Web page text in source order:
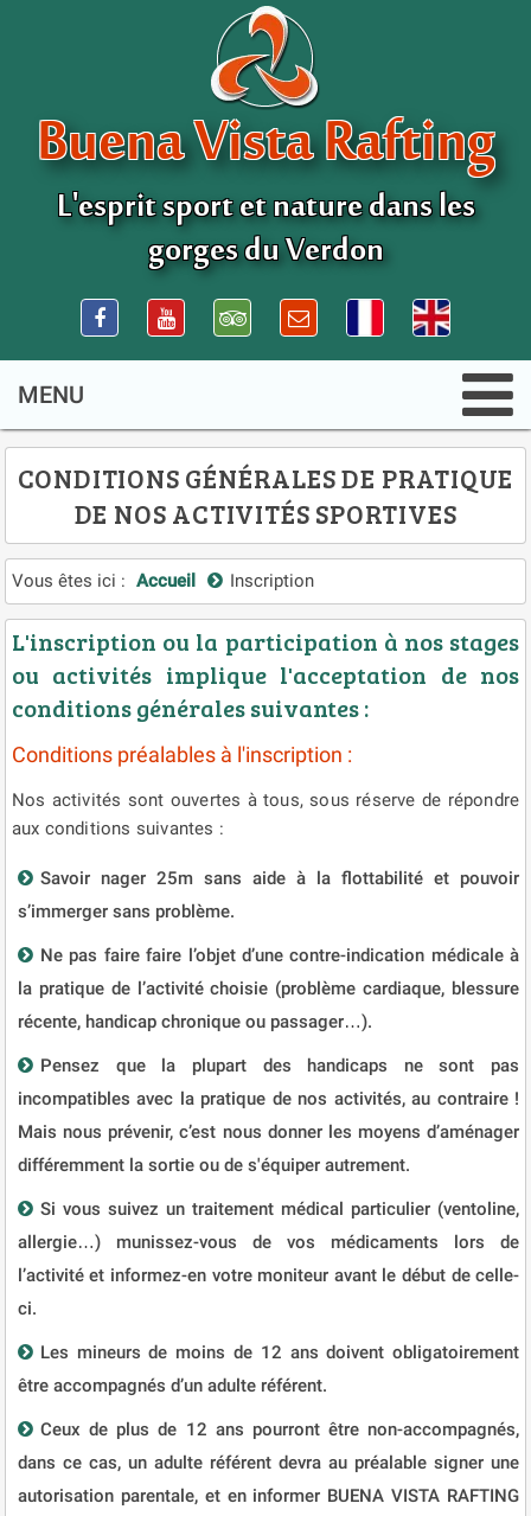
Buena Vista Rafting
L'esprit sport et nature dans les
gorges du Verdon
CONDITIONS GÉNÉRALES DE PRATIQUE
DE NOS ACTIVITÉS SPORTIVES
Vous êtes ici : Accueil Inscription
L'inscription ou la participation à nos stages
ou activités implique l'acceptation de nos
conditions générales suivantes :
Conditions préalables à l'inscription :
Nos activités sont ouvertes à tous, sous réserve de répondre
aux conditions suivantes :
Savoir nager 25m sans aide à la flottabilité et pouvoir
s’immerger sans problème.
Ne pas faire faire l’objet d’une contre-indication médicale à
la pratique de l’activité choisie (problème cardiaque, blessure
récente, handicap chronique ou passager…).
Pensez que la plupart des handicaps ne sont pas
incompatibles avec la pratique de nos activités, au contraire !
Mais nous prévenir, c’est nous donner les moyens d’aménager
différemment la sortie ou de s'équiper autrement.
Si vous suivez un traitement médical particulier (ventoline,
allergie…) munissez-vous de vos médicaments lors de
l’activité et informez-en votre moniteur avant le début de celle-
ci.
Les mineurs de moins de 12 ans doivent obligatoirement
être accompagnés d’un adulte référent.
Ceux de plus de 12 ans pourront être non-accompagnés,
dans ce cas, un adulte référent devra au préalable signer une
autorisation parentale, et en informer BUENA VISTA RAFTING